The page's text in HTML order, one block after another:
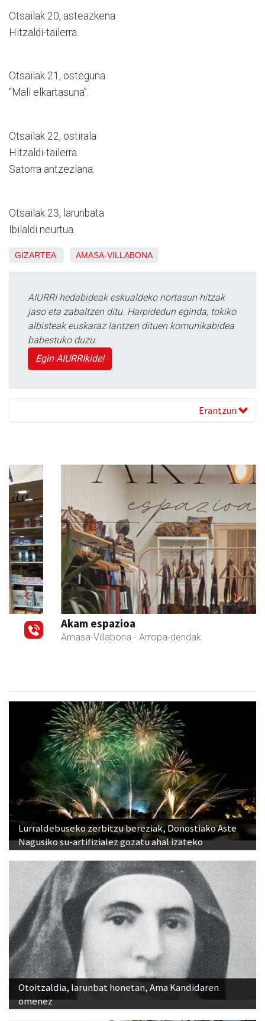
Otsailak 20, asteazkena
Hitzaldi-tailerra.
Otsailak 21, osteguna
“Mali elkartasuna”.
Otsailak 22, ostirala
Hitzaldi-tailerra.
Satorra antzezlana.
Otsailak 23, larunbata
Ibilaldi neurtua.
GIZARTEA AMASA-VILLABONA
AIURRI hedabideak eskualdeko nortasun hitzak
jaso eta zabaltzen ditu. Harpidedun eginda, tokiko
albisteak euskaraz lantzen dituen komunikabidea
babestuko duzu.
Egin AIURRIkide!
Erantzun
Akam espazioa
Amasa-Villabona - Arropa-dendak
Previous Next
Lurraldebuseko zerbitzu bereziak, Donostiako Aste
Nagusiko su-artifizialez gozatu ahal izateko
Otoitzaldia, larunbat honetan, Ama Kandidaren
omenez